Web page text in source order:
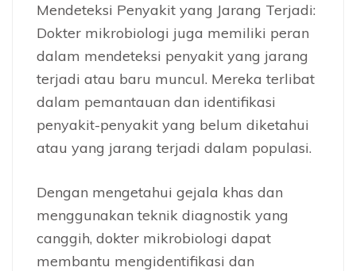
Mendeteksi Penyakit yang Jarang Terjadi:
Dokter mikrobiologi juga memiliki peran
dalam mendeteksi penyakit yang jarang
terjadi atau baru muncul. Mereka terlibat
dalam pemantauan dan identifikasi
penyakit-penyakit yang belum diketahui
atau yang jarang terjadi dalam populasi.
Dengan mengetahui gejala khas dan
menggunakan teknik diagnostik yang
canggih, dokter mikrobiologi dapat
membantu mengidentifikasi dan